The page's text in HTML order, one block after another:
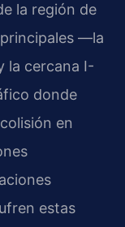
la región de
—la
la cercana I-
donde
en
estas